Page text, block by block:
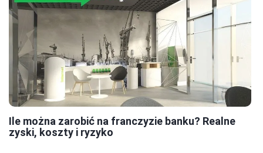
Ile można zarobić na franczyzie banku? Realne
zyski, koszty i ryzyko